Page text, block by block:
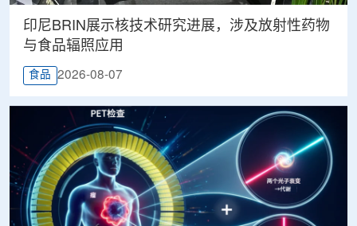
印尼BRIN展示核技术研究进展，涉及放射性药物
与食品辐照应用
食品 2026-08-07